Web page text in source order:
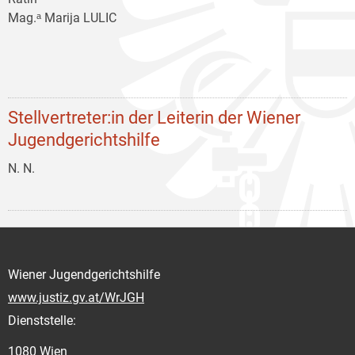
Mag.ᵃ Marija LULIC
Stellvertreter:in der Leiterin der Wiener
Jugendgerichtshilfe
N. N.
Wiener Jugendgerichtshilfe
www.justiz.gv.at/WrJGH
Dienststelle:
1080 Wien